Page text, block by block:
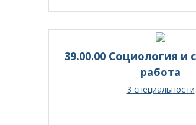
39.00.00 Социология и
работа
3 специальности